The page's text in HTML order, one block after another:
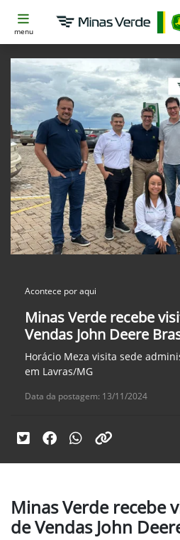
menu
Acontece por aqui
Minas Verde recebe
Vendas John Deere
Horácio Meza visita sede
em Lavras/MG
Data da postagem: 13/11/2024
Minas Verde recebe
de Vendas John